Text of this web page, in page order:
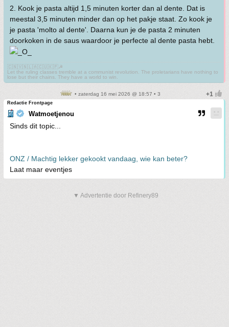
2. Kook je pasta altijd 1,5 minuten korter dan al dente. Dat is
meestal 3,5 minuten minder dan op het pakje staat. Zo kook je
je pasta 'molto al dente'. Daarna kun je de pasta 2 minuten
doorkoken in de saus waardoor je perfecte al dente pasta hebt.
🇨🇳🇻🇳🇱🇦🇨🇺🇰🇵☭
Let the ruling classes tremble at a communist revolution. The proletarians have nothing to
lose but their chains. They have a world to win.
• zaterdag 16 mei 2026 @ 18:57 • 3
Redactie Frontpage
Watmoetjenou
Sinds dit topic...
ONZ / Machtig lekker gekookt vandaag, wie kan beter?
Laat maar eventjes
▼ Advertentie door Refinery89